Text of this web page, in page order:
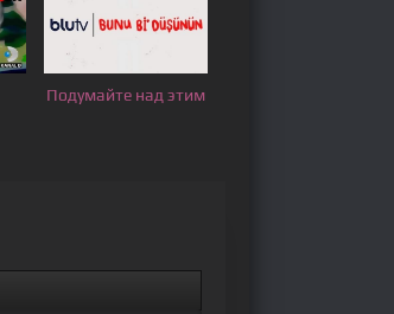
Подумайте над этим